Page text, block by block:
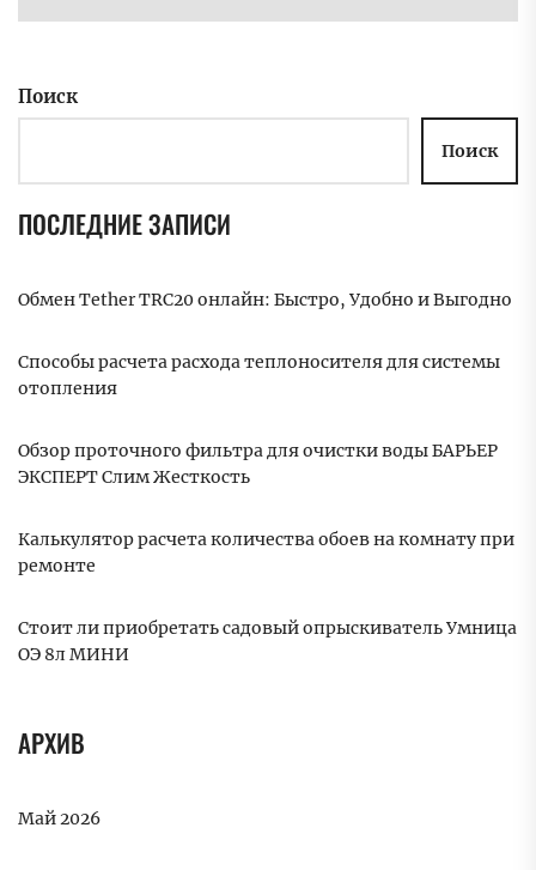
Поиск
Поиск
ПОСЛЕДНИЕ ЗАПИСИ
Обмен Tether TRC20 онлайн: Быстро, Удобно и Выгодно
Способы расчета расхода теплоносителя для системы
отопления
Обзор проточного фильтра для очистки воды БАРЬЕР
ЭКСПЕРТ Слим Жесткость
Калькулятор расчета количества обоев на комнату при
ремонте
Стоит ли приобретать садовый опрыскиватель Умница
ОЭ 8л МИНИ
АРХИВ
Май 2026